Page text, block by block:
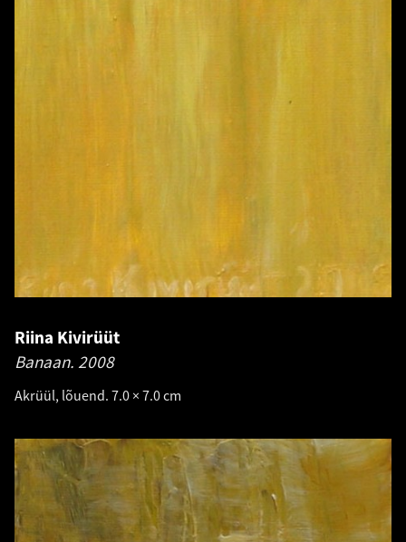
Riina Kivirüüt
Banaan. 2008
Akrüül, lõuend. 7.0 × 7.0 cm